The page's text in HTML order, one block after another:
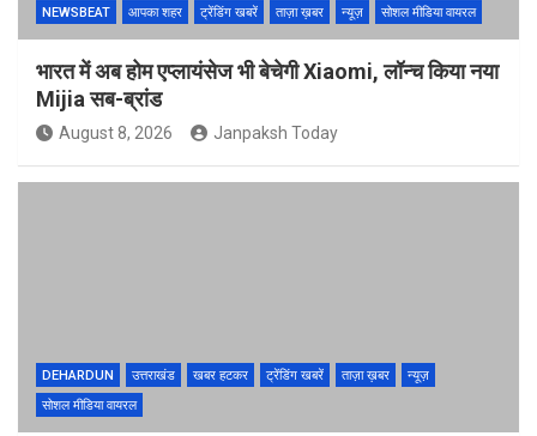
NEWSBEAT आपका शहर ट्रेंडिंग खबरें ताज़ा ख़बर न्यूज़ सोशल मीडिया वायरल
भारत में अब होम एप्लायंसेज भी बेचेगी Xiaomi, लॉन्च किया नया
Mijia सब-ब्रांड
August 8, 2026 Janpaksh Today
DEHARDUN उत्तराखंड खबर हटकर ट्रेंडिंग खबरें ताज़ा ख़बर
न्यूज़
सोशल मीडिया वायरल